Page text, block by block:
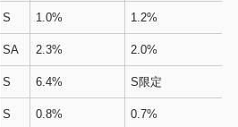
S 1.0% 1.2%
SA 2.3% 2.0%
S 6.4% S限定
S 0.8% 0.7%